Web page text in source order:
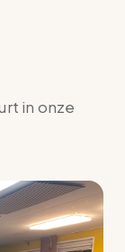
in onze